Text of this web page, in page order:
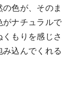
色が、そのま
がナチュラルで
もりを感じさ
込んでくれる